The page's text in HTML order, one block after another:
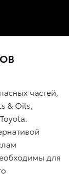
частей,
& Oils,
для